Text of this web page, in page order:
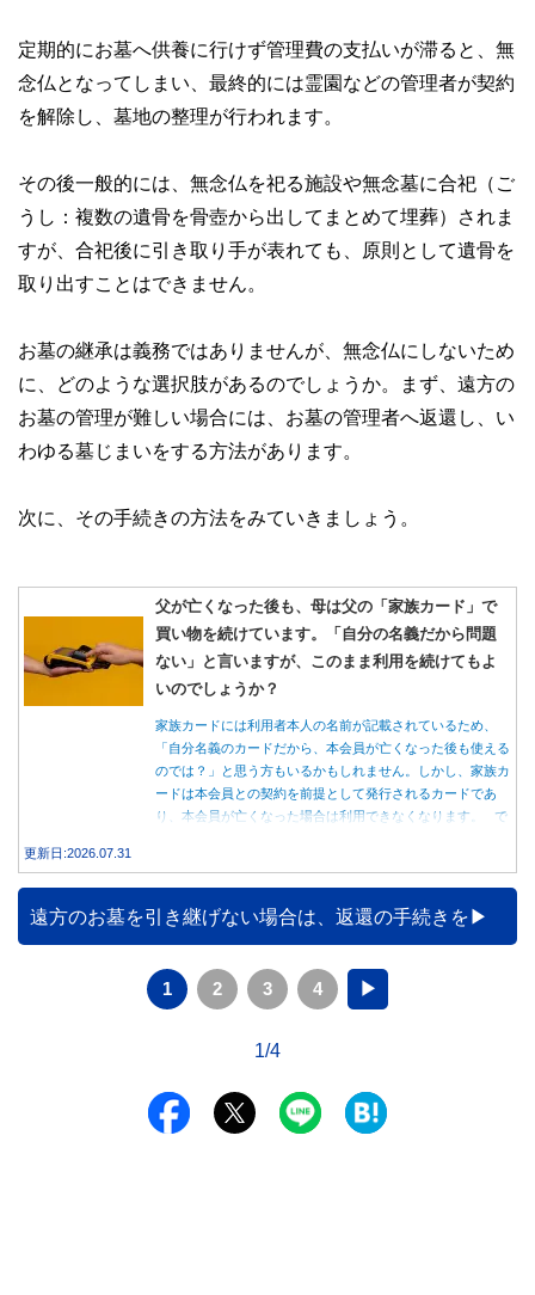
定期的にお墓へ供養に行けず管理費の支払いが滞ると、無
念仏となってしまい、最終的には霊園などの管理者が契約
を解除し、墓地の整理が行われます。
その後一般的には、無念仏を祀る施設や無念墓に合祀（ご
うし：複数の遺骨を骨壺から出してまとめて埋葬）されま
すが、合祀後に引き取り手が表れても、原則として遺骨を
取り出すことはできません。
お墓の継承は義務ではありませんが、無念仏にしないため
に、どのような選択肢があるのでしょうか。まず、遠方の
お墓の管理が難しい場合には、お墓の管理者へ返還し、い
わゆる墓じまいをする方法があります。
次に、その手続きの方法をみていきましょう。
父が亡くなった後も、母は父の「家族カード」で
買い物を続けています。「自分の名義だから問題
ない」と言いますが、このまま利用を続けてもよ
いのでしょうか？
家族カードには利用者本人の名前が記載されているため、
「自分名義のカードだから、本会員が亡くなった後も使える
のでは？」と思う方もいるかもしれません。しかし、家族カ
ードは本会員との契約を前提として発行されるカードであ
り、本会員が亡くなった場合は利用できなくなります。 で
族が行うべき手続きについて分かりやすく解説します。
更新日:2026.07.31
遠方のお墓を引き継げない場合は、返還の手続きを
1 2 3 4 ▶
1/4